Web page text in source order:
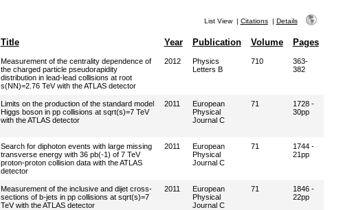
List View| Citations| Details
Title Year Publication Volume Pages
Measurement of the centrality dependence of
the charged particle pseudorapidity
distribution in lead-lead collisions at root
s(NN)=2.76 TeV with the ATLAS detector
2012
Physics
Letters B
710
363-
382
Limits on the production of the standard model
Higgs boson in pp collisions at sqrt(s)=7 TeV
with the ATLAS detector
2011
European
Physical
Journal C
71
1728 -
30pp
Search for diphoton events with large missing
transverse energy with 36 pb(-1) of 7 TeV
proton-proton collision data with the ATLAS
detector
2011
European
Physical
Journal C
71
1744 -
21pp
Measurement of the inclusive and dijet cross-
sections of b-jets in pp collisions at sqrt(s)=7
TeV with the ATLAS detector
2011
European
Physical
Journal C
71
1846 -
22pp